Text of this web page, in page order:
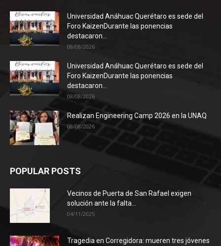
Universidad Anáhuac Querétaro es sede del
Foro KaizenDurante las ponencias
destacaron...
08/08/2026
Universidad Anáhuac Querétaro es sede del
Foro KaizenDurante las ponencias
destacaron...
08/08/2026
Realizan Engineering Camp 2026 en la UNAQ
08/08/2026
POPULAR POSTS
Vecinos de Puerta de San Rafael exigen
solución ante la falta...
04/11/2025
Tragedia en Corregidora: mueren tres jóvenes